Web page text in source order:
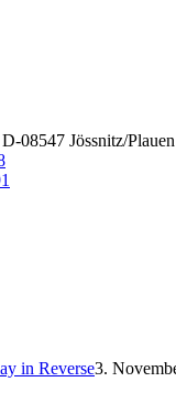
08547 Jössnitz/Plauen
in Reverse3.